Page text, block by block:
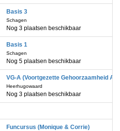
Basis 3
Schagen
Nog 3 plaatsen beschikbaar
Basis 1
Schagen
Nog 5 plaatsen beschikbaar
VG-A (Voortgezette Gehoorzaamheid A)
Heerhugowaard
Nog 3 plaatsen beschikbaar
Funcursus (Monique & Corrie)